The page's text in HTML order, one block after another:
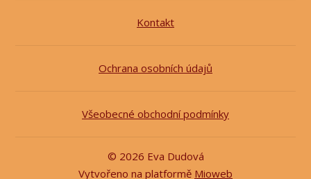
Kontakt
Ochrana osobních údajů
Všeobecné obchodní podmínky
© 2026 Eva Dudová
Vytvořeno na platformě Mioweb